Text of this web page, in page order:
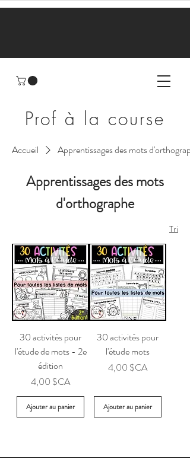
Prof à la course
Accueil Apprentissages des mots
Apprentissages des mots
d'orthographe
Tri
30 activités pour
l'étude de mots - 2e
édition
Prix
4,00 $CA
Ajouter au panier
30 activités pour
l'étude mots
Prix
4,00 $CA
Ajouter au panier